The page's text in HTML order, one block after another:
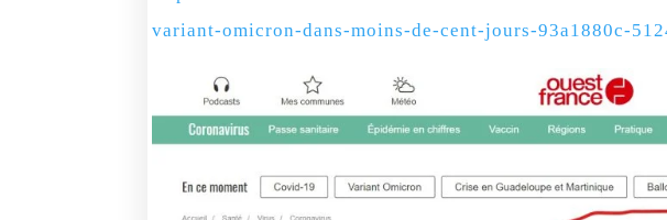
variant-omicron-dans-moins-de-cent-jours-93a1880c-